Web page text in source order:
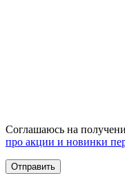
Соглашаюсь на
про акции и новинки